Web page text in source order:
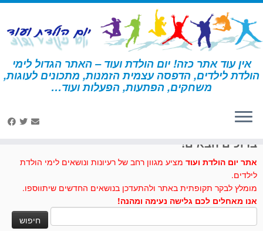
דלג
לתוכן
אין עוד אתר כזה! יום הולדת ועוד – האתר הגדול לימי
הולדת לילדים, הדפסה עצמית הזמנות, מתכונים לעוגות,
משחקים, הפתעות, הפעלות ועוד… דף הבית » איכות הסביבה
ברוכים הבאים!
אתר יום הולדת ועוד מציע מגוון רחב של רעיונות ונושאים לימי הולדת
לילדים.
מומלץ לבקר תקופתית באתר ולהתעדכן בנושאים החדשים שיתווספו.
אנו מאחלים לכם גלישה נעימה ומהנה!